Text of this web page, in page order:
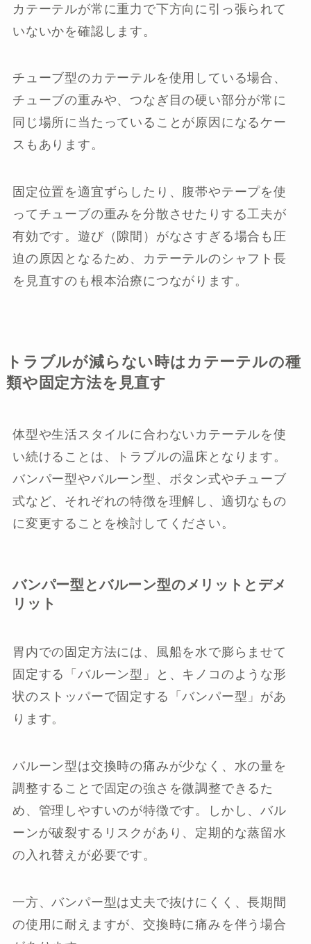
カテーテルが常に重力で下方向に引っ張られて
いないかを確認します。
チューブ型のカテーテルを使用している場合、
チューブの重みや、つなぎ目の硬い部分が常に
同じ場所に当たっていることが原因になるケー
スもあります。
固定位置を適宜ずらしたり、腹帯やテープを使
ってチューブの重みを分散させたりする工夫が
有効です。遊び（隙間）がなさすぎる場合も圧
迫の原因となるため、カテーテルのシャフト長
を見直すのも根本治療につながります。
トラブルが減らない時はカテーテルの種
類や固定方法を見直す
体型や生活スタイルに合わないカテーテルを使
い続けることは、トラブルの温床となります。
バンパー型やバルーン型、ボタン式やチューブ
式など、それぞれの特徴を理解し、適切なもの
に変更することを検討してください。
バンパー型とバルーン型のメリットとデメ
リット
胃内での固定方法には、風船を水で膨らませて
固定する「バルーン型」と、キノコのような形
状のストッパーで固定する「バンパー型」があ
ります。
バルーン型は交換時の痛みが少なく、水の量を
調整することで固定の強さを微調整できるた
め、管理しやすいのが特徴です。しかし、バル
ーンが破裂するリスクがあり、定期的な蒸留水
の入れ替えが必要です。
一方、バンパー型は丈夫で抜けにくく、長期間
の使用に耐えますが、交換時に痛みを伴う場合